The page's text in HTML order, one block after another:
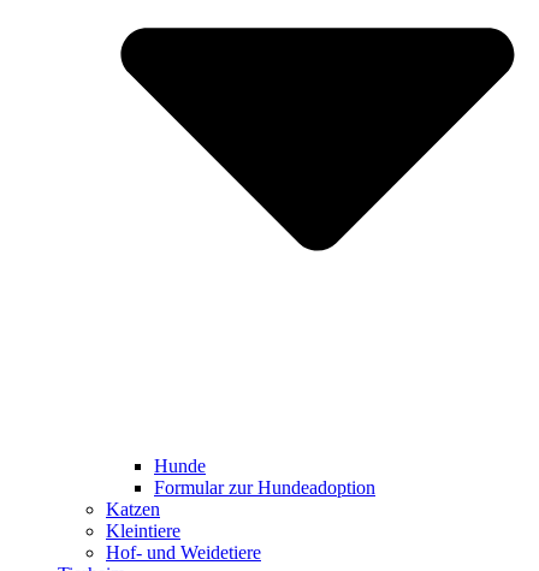
Hunde
Formular zur Hundeadoption
Katzen
Kleintiere
Hof- und Weidetiere